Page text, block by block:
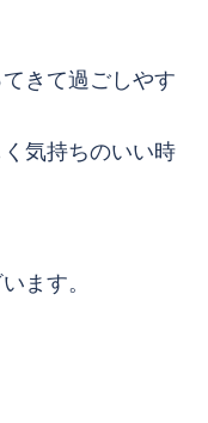
きて過ごしやす
気持ちのいい時
ます。